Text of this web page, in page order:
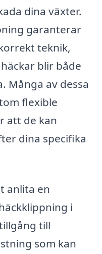
dina växter.
garanterar
teknik,
blir både
Många av dessa
flexible
att de kan
dina specifika
anlita en
i
till
som kan